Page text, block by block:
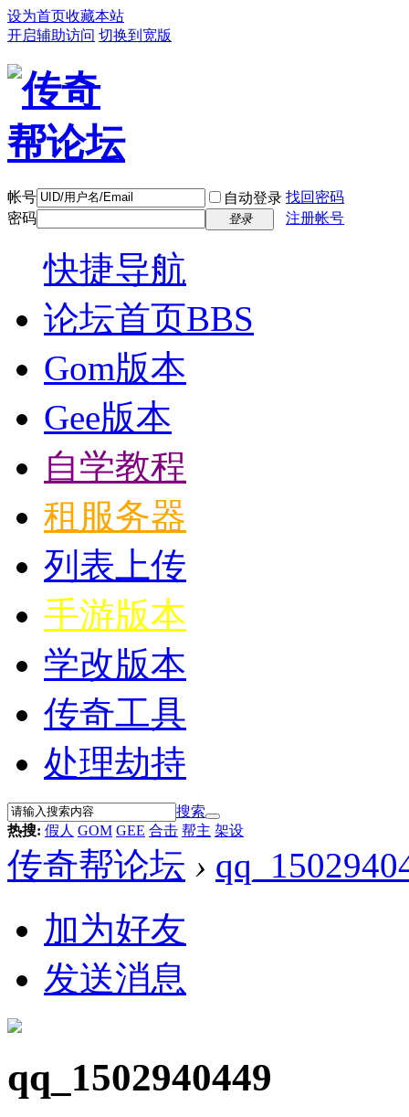
设为首页收藏本站
开启辅助访问 切换到宽版
帐号 自动登录 找回密码
密码
登录 注册帐号
快捷导航
论坛首页BBS
Gom版本
Gee版本
自学教程
租服务器
列表上传
手游版本
学改版本
传奇工具
处理劫持
搜索
热搜: 假人 GOM GEE 合击 帮主 架设
传奇帮论坛 ›
加为好友
发送消息
qq_1502940449